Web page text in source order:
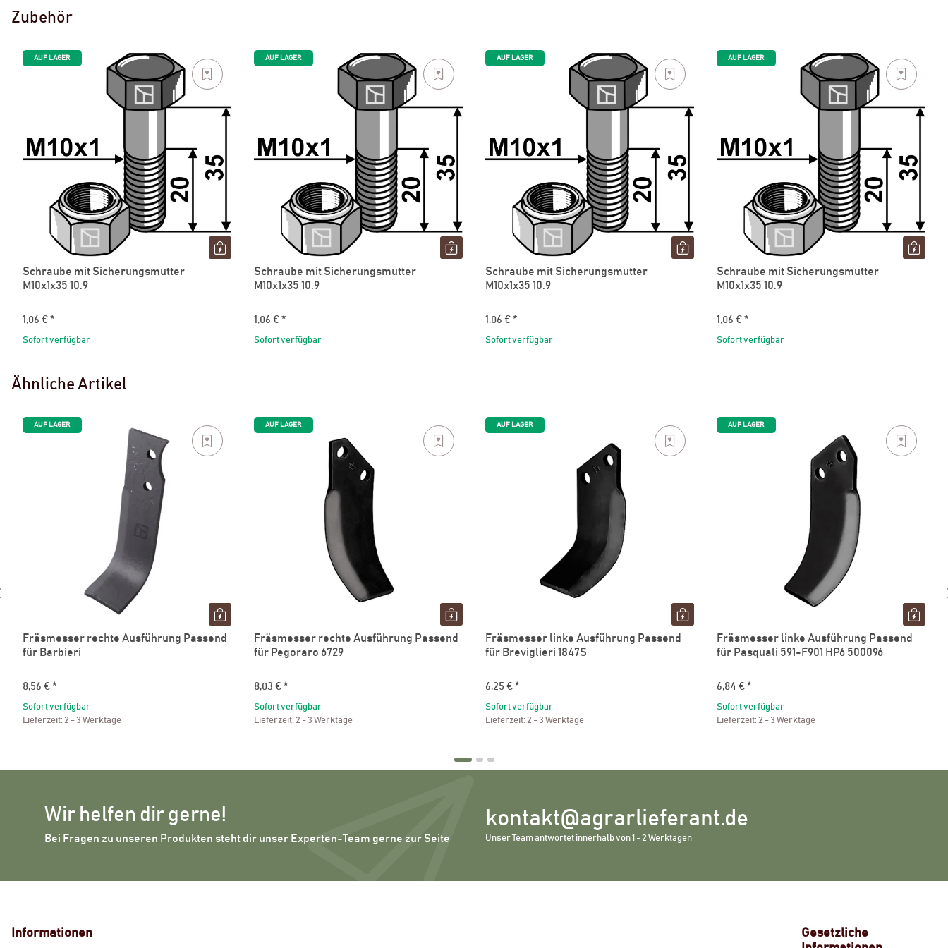
Zubehör
AUF LAGER
Schraube mit Sicherungsmutter
M10x1x35 10.9
1,06 € *
Sofort verfügbar
AUF LAGER
Schraube mit Sicherungsmutter
M10x1x35 10.9
1,06 € *
Sofort verfügbar
AUF LAGER
Schraube mit Sicherungsmutter
M10x1x35 10.9
1,06 € *
Sofort verfügbar
AUF LAGER
Schraube mit Sicherungsmutter
M10x1x35 10.9
1,06 € *
Sofort verfügbar
Ähnliche Artikel
AUF LAGER
Fräsmesser rechte Ausführung Passend
für Barbieri
8,56 € *
Sofort verfügbar
Lieferzeit: 2 - 3 Werktage
AUF LAGER
Fräsmesser rechte Ausführung Passend
für Pegoraro 6729
8,03 € *
Sofort verfügbar
Lieferzeit: 2 - 3 Werktage
AUF LAGER
Fräsmesser linke Ausführung Passend
für Breviglieri 1847S
6,25 € *
Sofort verfügbar
Lieferzeit: 2 - 3 Werktage
AUF LAGER
Fräsmesser linke Ausführung Passend
für Pasquali 591-F901 HP6 500096
6,84 € *
Sofort verfügbar
Lieferzeit: 2 - 3 Werktage
Wir helfen dir gerne!
Bei Fragen zu unseren Produkten steht dir unser Experten-Team gerne zur Seite
kontakt@agrarlieferant.de
Unser Team antwortet innerhalb von 1 - 2 Werktagen
Informationen
Gesetzliche